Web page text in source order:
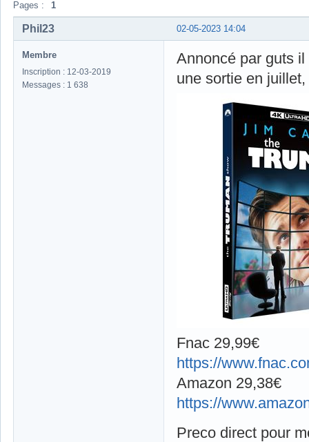
Pages : 1
02-05-2023 14:04
Phil23
Membre
Inscription : 12-03-2019
Messages : 1 638
Annoncé par guts
une sortie en
Fnac 29,99€
https://
Amazon 29,38€
https://
Preco direct pour